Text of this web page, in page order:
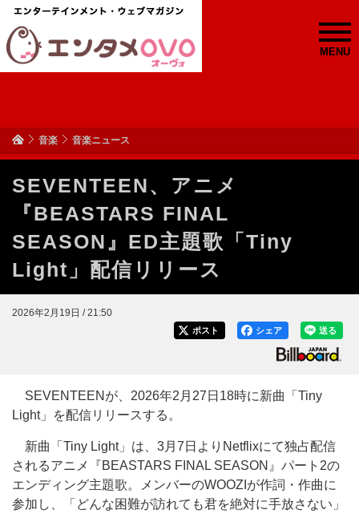
MENU
音楽 音楽ニュース
SEVENTEEN、アニメ
『BEASTARS FINAL
SEASON』ED主題歌「Tiny
Light」配信リリース
2026年2月19日 / 21:50
送る
シェア
ポスト
SEVENTEENが、2026年2月27日18時に新曲「Tiny
Light」を配信リリースする。
新曲「Tiny Light」は、3月7日よりNetflixにて独占配信
されるアニメ『BEASTARS FINAL SEASON』パート2の
エンディング主題歌。メンバーのWOOZIが作詞・作曲に
参加し、「どんな困難が訪れても君を絶対に手放さない」